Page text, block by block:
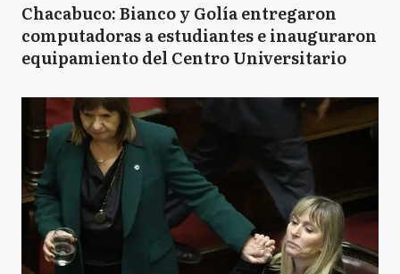
Chacabuco: Bianco y Golía entregaron
computadoras a estudiantes e inauguraron
equipamiento del Centro Universitario